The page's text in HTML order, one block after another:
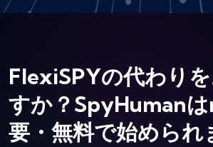
FlexiSPYの代わり
すか？SpyHuman
要・無料で始められ